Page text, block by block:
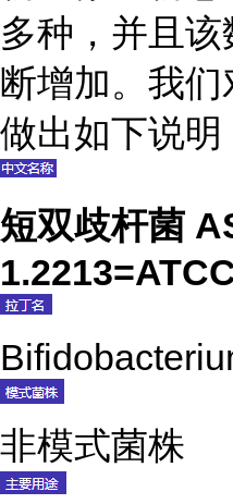
多种，并且
断增加。我
做出如下说明
短双歧杆菌
非模式菌株